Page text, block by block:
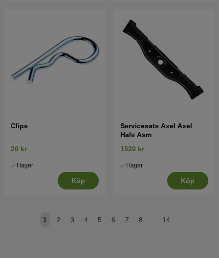
Clips
20 kr
I lager
Köp
Servicesats Axel Axel
Halv Asm
1520 kr
I lager
Köp
1 2 3 4 5 6 7 8 .. 14